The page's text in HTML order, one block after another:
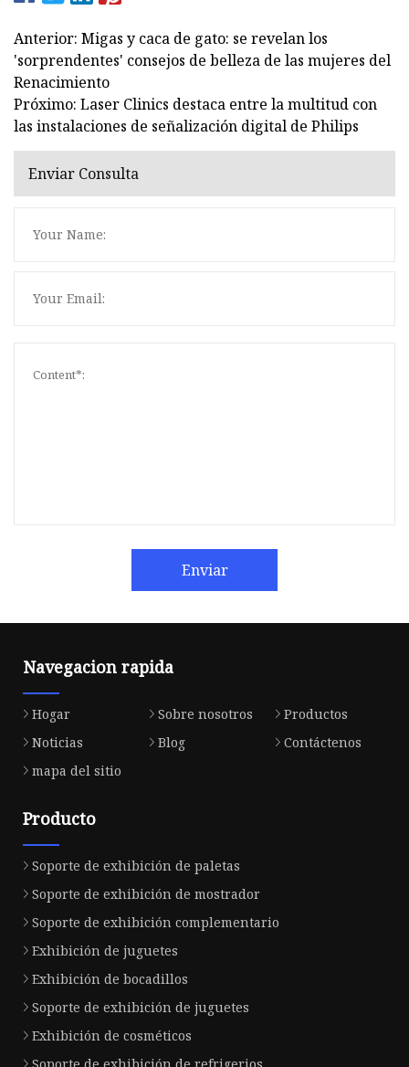
Anterior: Migas y caca de gato: se revelan los
'sorprendentes' consejos de belleza de las mujeres del
Renacimiento
Próximo: Laser Clinics destaca entre la multitud con
las instalaciones de señalización digital de Philips
Enviar Consulta
Enviar
Navegacion rapida
Hogar Sobre nosotros
Productos
Noticias
Blog
Contáctenos
mapa del sitio
Producto
Soporte de exhibición de paletas
Soporte de exhibición de mostrador
Soporte de exhibición complementario
Exhibición de juguetes
Exhibición de bocadillos
Soporte de exhibición de juguetes
Exhibición de cosméticos